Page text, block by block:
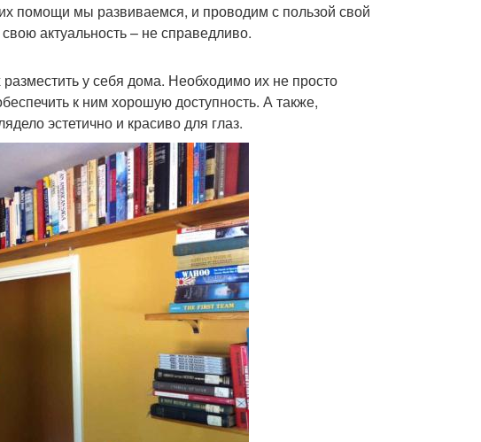
помощи мы развиваемся, и проводим с пользой свой
актуальность – не справедливо.
у себя дома. Необходимо их не просто
к ним хорошую доступность. А также,
эстетично и красиво для глаз.